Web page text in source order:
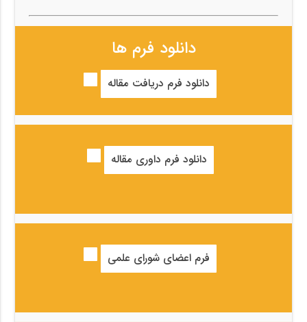
دانلود فرم ها
دانلود فرم دریافت مقاله
دانلود فرم داوری مقاله
فرم اعضای شورای علمی